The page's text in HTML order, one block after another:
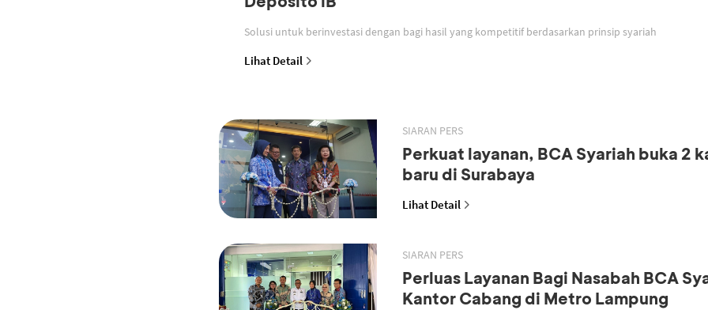
Solusi untuk berinvestasi dengan bagi hasil yang kompetitif berdasarkan prinsip syariah
Lihat Detail
SIARAN PERS
Perkuat layanan, BCA Syariah buka 2
baru di Surabaya
Lihat Detail
SIARAN PERS
Perluas Layanan Bagi Nasabah BCA
Kantor Cabang di Metro Lampung